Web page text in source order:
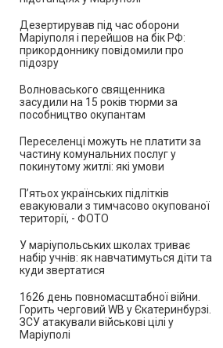
Дезертирував під час оборони
Маріуполя і перейшов на бік РФ:
прикордоннику повідомили про
підозру
Волноваського священника
засудили на 15 років тюрми за
пособництво окупантам
Переселенці можуть не платити за
частину комунальних послуг у
покинутому житлі: які умови
П’ятьох українських підлітків
евакуювали з тимчасово окупованої
території, - ФОТО
У маріупольських школах триває
набір учнів: як навчатимуться діти та
куди звертатися
1626 день повномасштабної війни.
Горить черговий WB у Єкатеринбурзі.
ЗСУ атакували військові цілі у
Маріуполі